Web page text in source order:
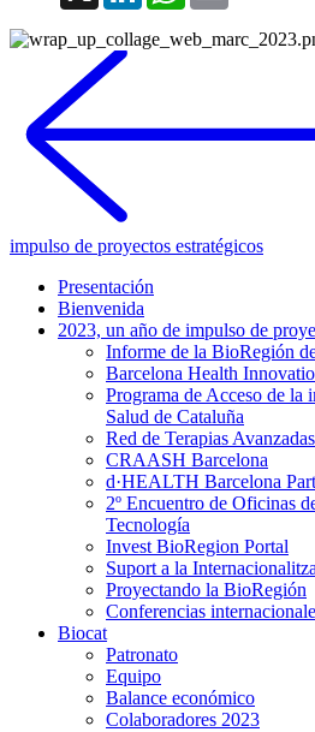
impulso de proyectos estratégicos
Presentación
Bienvenida
2023, un año de impulso de
Informe de la BioRegión
Barcelona Health
Programa de Acceso de la
Salud de Cataluña
Red de Terapias
CRAASH Barcelona
d·HEALTH Barcelona
2º Encuentro de Oficinas
Tecnología
Invest BioRegion Portal
Suport a la
Proyectando la BioRegión
Conferencias
Biocat
Patronato
Equipo
Balance económico
Colaboradores 2023